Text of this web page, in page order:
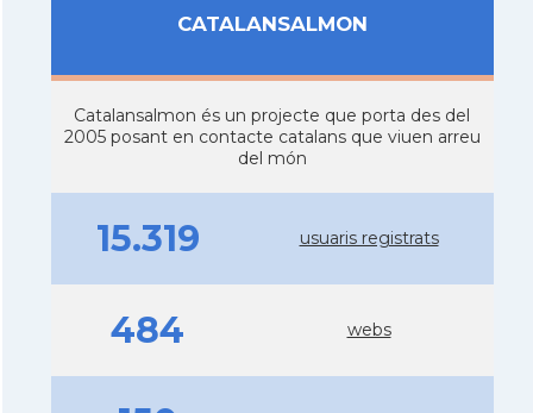
CATALANSALMON
Catalansalmon és un projecte que porta des del
2005 posant en contacte catalans que viuen arreu
del món
15.319 usuaris registrats
484 webs